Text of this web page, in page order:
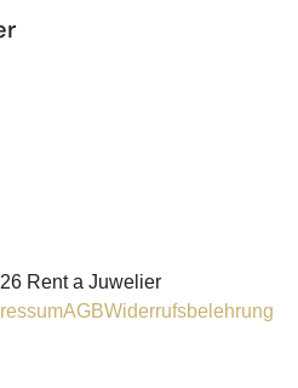
Rent a Juwelier
AGBWiderrufsbelehrung